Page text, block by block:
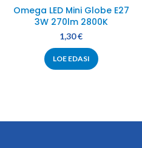
Omega LED Mini Globe E27
3W 270lm 2800K
1,30€
LOE EDASI